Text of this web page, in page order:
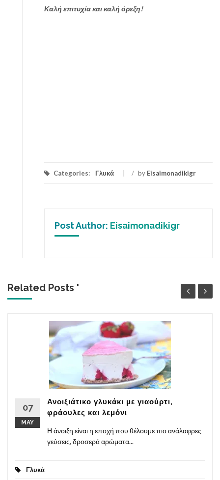
Καλή επιτυχία και καλή όρεξη!
Categories: Γλυκά / by Eisaimonadikigr
Post Author: Eisaimonadikigr
Related Posts '
07
MAY
Ανοιξιάτικο γλυκάκι με γιαούρτι,
φράουλες και λεμόνι
Η άνοιξη είναι η εποχή που θέλουμε πιο ανάλαφρες
γεύσεις, δροσερά αρώματα...
Γλυκά